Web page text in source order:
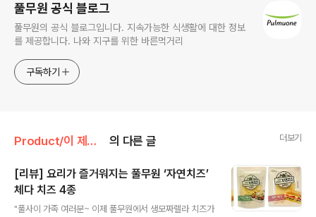
풀무원 공식 블로그
풀무원의 공식 블로그입니다. 지속가능한 식생활에 대한 정보
를 제공합니다. 나와 지구를 위한 바른먹거리
구독하기
Product/이 제품 꼼꼼 리뷰 의 다른 글 더보기
[리뷰] 요리가 즐거워지는 풀무원 ‘자연치즈’
체다 치즈 4종
"풀사이 가족 여러분~ 이제 풀무원에서 생모짜렐라 치즈가